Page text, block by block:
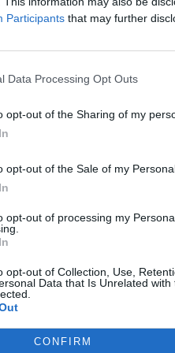
Participants that may further
Data Processing Opt Outs
opt-out of the Sharing of my
opt-out of the Sale of my
opt-out of processing my
opt-out of Collection, Use,
Data that Is Unrelated
CONFIRM
portfolio.hu hírarchívumához
tartalmazza:
elmúlt 2 év napon belüli
Előfizetés
VAGY? BEJELENTKEZÉS